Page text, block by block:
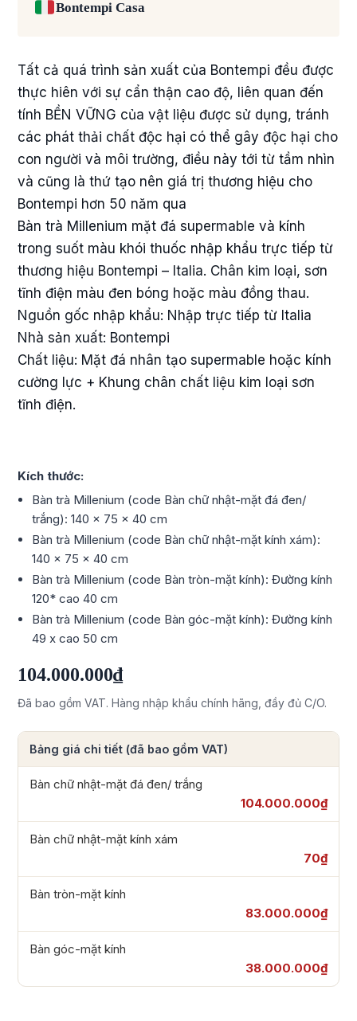
Bontempi Casa
Tất cả quá trình sản xuất của Bontempi đều được
thực hiên với sự cẩn thận cao độ, liên quan đến
tính BỀN VỮNG của vật liệu được sử dụng, tránh
các phát thải chất độc hại có thể gây độc hại cho
con người và môi trường, điều này tới từ tầm nhìn
và cũng là thứ tạo nên giá trị thương hiệu cho
Bontempi hơn 50 năm qua
Bàn trà Millenium mặt đá supermable và kính
trong suốt màu khói thuốc nhập khẩu trực tiếp từ
thương hiệu Bontempi – Italia. Chân kim loại, sơn
tĩnh điện màu đen bóng hoặc màu đồng thau.
Nguồn gốc nhập khẩu: Nhập trực tiếp từ Italia
Nhà sản xuất: Bontempi
Chất liệu: Mặt đá nhân tạo supermable hoặc kính
cường lực + Khung chân chất liệu kim loại sơn
tĩnh điện.
Kích thước:
Bàn trà Millenium (code Bàn chữ nhật-mặt đá đen/
trắng): 140 x 75 x 40 cm
Bàn trà Millenium (code Bàn chữ nhật-mặt kính xám):
140 x 75 x 40 cm
Bàn trà Millenium (code Bàn tròn-mặt kính): Đường kính
120* cao 40 cm
Bàn trà Millenium (code Bàn góc-mặt kính): Đường kính
49 x cao 50 cm
104.000.000₫
Đã bao gồm VAT. Hàng nhập khẩu chính hãng, đầy đủ C/O.
Bảng giá chi tiết (đã bao gồm VAT)
Bàn chữ nhật-mặt đá đen/ trắng
104.000.000₫
Bàn chữ nhật-mặt kính xám
70₫
Bàn tròn-mặt kính
83.000.000₫
Bàn góc-mặt kính
38.000.000₫